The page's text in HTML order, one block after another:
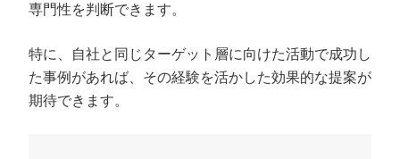
専門性を判断できます。
特に、自社と同じターゲット層に向けた活動で成功し
た事例があれば、その経験を活かした効果的な提案が
期待できます。